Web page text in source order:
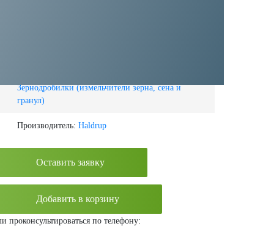
Зернодробилки (измельчители зерна, сена и
гранул)
Производитель: Haldrup
Оставить заявку
Добавить в корзину
проконсультироваться по телефону: